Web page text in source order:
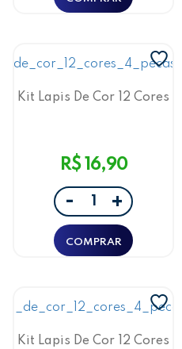
Kit Lapis De Cor 12 Cores
R$ 16,90
- +
Kit Lapis De Cor 12 Cores